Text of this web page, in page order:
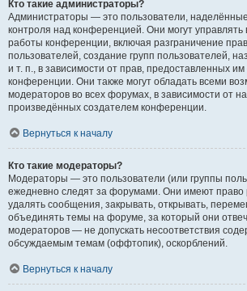
Кто такие администраторы?
Администраторы — это пользователи,
контроля над конференцией. Они могут управлять
работы конференции, включая разграничение
пользователей, создание групп пользователей,
и т. п., в зависимости от прав, предоставленных
конференции. Они также могут обладать всеми
модераторов во всех форумах, в зависимости от
произведённых создателем конференции.
Вернуться к началу
Кто такие модераторы?
Модераторы — это пользователи (или группы
ежедневно следят за форумами. Они имеют право
удалять сообщения, закрывать, открывать,
объединять темы на форуме, за который они
модераторов — не допускать несоответствия
обсуждаемым темам (оффтопик), оскорблений.
Вернуться к началу